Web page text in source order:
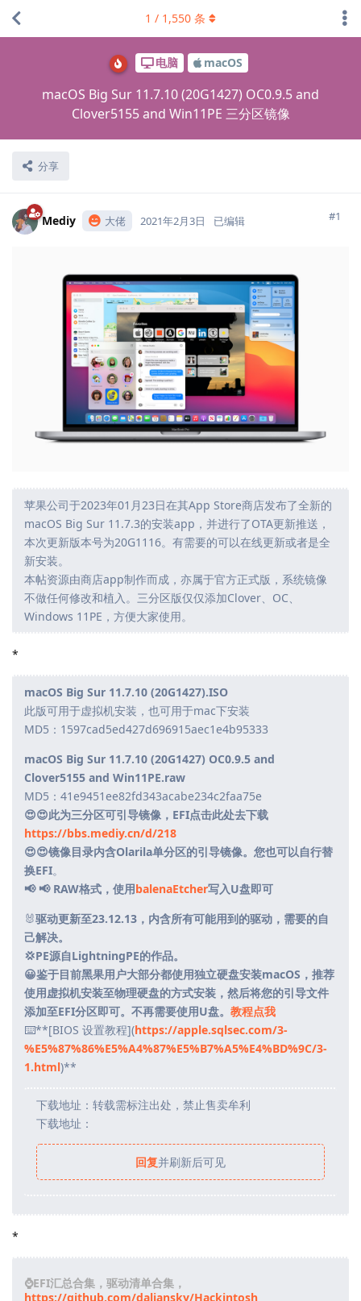
电脑 macOS
macOS Big Sur 11.7.10 (20G1427) OC0.9.5 and
Clover5155 and Win11PE 三分区镜像
分享
1 / 1,550 条
Mediy 大佬 #1
2021年2月3日 已编辑
苹果公司于2023年01月23日在其App Store商店发布了全新的
macOS Big Sur 11.7.3的安装app，并进行了OTA更新推送，
本次更新版本号为20G1116。有需要的可以在线更新或者是全
新安装。
本帖资源由商店app制作而成，亦属于官方正式版，系统镜像
不做任何修改和植入。三分区版仅仅添加Clover、OC、
Windows 11PE，方便大家使用。
*
macOS Big Sur 11.7.10 (20G1427).ISO
此版可用于虚拟机安装，也可用于mac下安装
MD5：1597cad5ed427d696915aec1e4b95333
macOS Big Sur 11.7.10 (20G1427) OC0.9.5 and
Clover5155 and Win11PE.raw
MD5：41e9451ee82fd343acabe234c2faa75e
😍😍此为三分区可引导镜像，EFI点击此处去下载
https://bbs.mediy.cn/d/218
😍😍镜像目录内含Olarila单分区的引导镜像。您也可以自行替
换EFI。
📢 📢 RAW格式，使用balenaEtcher写入U盘即可
🐰驱动更新至23.12.13，内含所有可能用到的驱动，需要的自
己解决。
💢PE源自LightningPE的作品。
😀鉴于目前黑果用户大部分都使用独立硬盘安装macOS，推荐
使用虚拟机安装至物理硬盘的方式安装，然后将您的引导文件
添加至EFI分区即可。不再需要使用U盘。 教程点我
⌨️**[BIOS 设置教程](https://apple.sqlsec.com/3-
%E5%87%86%E5%A4%87%E5%B7%A5%E4%BD%9C/3-
1.html)**
下载地址：转载需标注出处，禁止售卖牟利
下载地址：
回复并刷新后可见
*
⌚EFI汇总合集，驱动清单合集，
https://github.com/daliansky/Hackintosh